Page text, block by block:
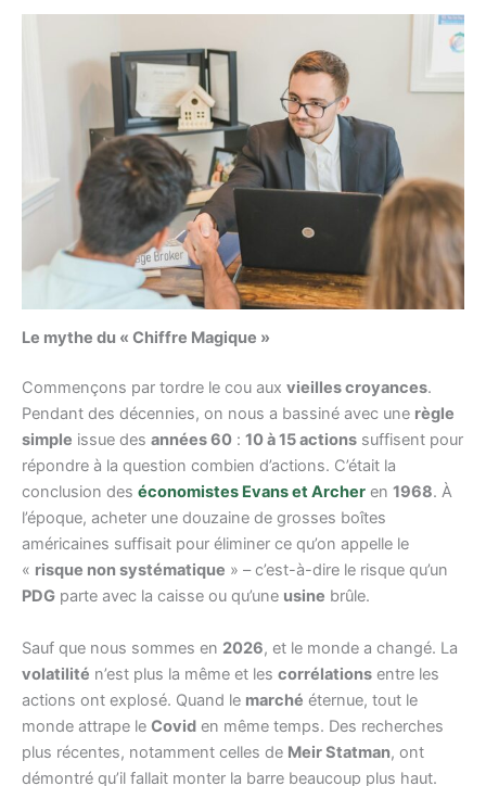
Le mythe du « Chiffre Magique »
Commençons par tordre le cou aux vieilles croyances.
Pendant des décennies, on nous a bassiné avec une règle
simple issue des années 60 : 10 à 15 actions suffisent pour
répondre à la question combien d’actions. C’était la
conclusion des économistes Evans et Archer en 1968. À
l’époque, acheter une douzaine de grosses boîtes
américaines suffisait pour éliminer ce qu’on appelle le
« risque non systématique » – c’est-à-dire le risque qu’un
PDG parte avec la caisse ou qu’une usine brûle.
Sauf que nous sommes en 2026, et le monde a changé. La
volatilité n’est plus la même et les corrélations entre les
actions ont explosé. Quand le marché éternue, tout le
monde attrape le Covid en même temps. Des recherches
plus récentes, notamment celles de Meir Statman, ont
démontré qu’il fallait monter la barre beaucoup plus haut.